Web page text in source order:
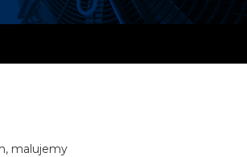
malujemy